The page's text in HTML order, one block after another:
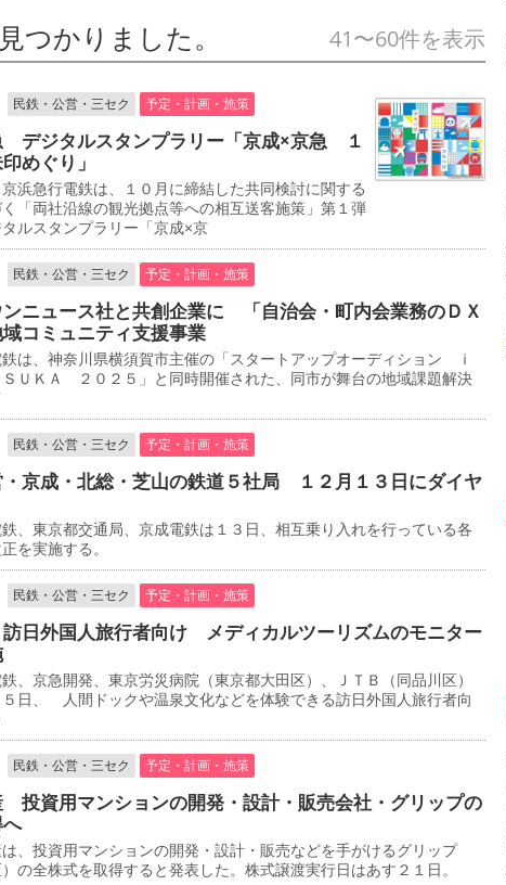
見つかりました。 41〜60件を表示
民鉄・公営・三セク 予定・計画・施策
デジタルスタンプラリー「京成×京急 １
めぐり」
浜急行電鉄は、１０月に締結した共同検討に関する
「両社沿線の観光拠点等への相互送客施策」第１弾
ルスタンプラリー「京成×京
民鉄・公営・三セク 予定・計画・施策
ニュース社と共創企業に 「自治会・町内会業務のＤＸ
コミュニティ支援事業
は、神奈川県横須賀市主催の「スタートアップオーディション ｉ
ＵＫＡ ２０２５」と同時開催された、同市が舞台の地域課題解決
民鉄・公営・三セク 予定・計画・施策
京成・北総・芝山の鉄道５社局 １２月１３日にダイヤ
、東京都交通局、京成電鉄は１３日、相互乗り入れを行っている各
を実施する。
民鉄・公営・三セク 予定・計画・施策
日外国人旅行者向け メディカルツーリズムのモニター
、京急開発、東京労災病院（東京都大田区）、ＪＴＢ（同品川区）
日、 人間ドックや温泉文化などを体験できる訪日外国人旅行者向
民鉄・公営・三セク 予定・計画・施策
投資用マンションの開発・設計・販売会社・グリップの
、投資用マンションの開発・設計・販売などを手がけるグリップ
）の全株式を取得すると発表した。株式譲渡実行日はあす２１日。